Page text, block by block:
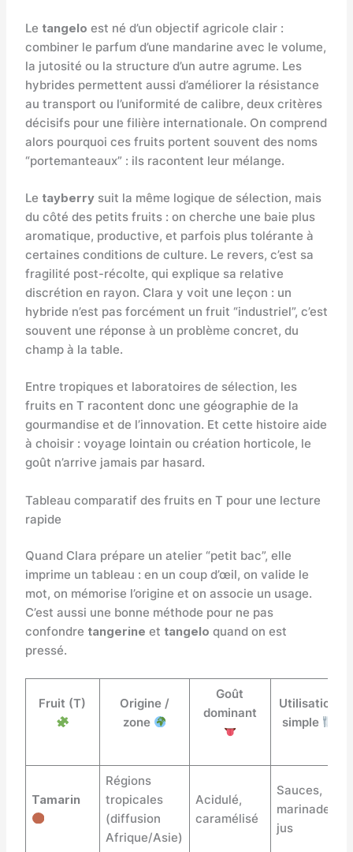
Le tangelo est né d’un objectif agricole clair :
combiner le parfum d’une mandarine avec le volume,
la jutosité ou la structure d’un autre agrume. Les
hybrides permettent aussi d’améliorer la résistance
au transport ou l’uniformité de calibre, deux critères
décisifs pour une filière internationale. On comprend
alors pourquoi ces fruits portent souvent des noms
“portemanteaux” : ils racontent leur mélange.
Le tayberrysuit la même logique de sélection, mais
du côté des petits fruits : on cherche une baie plus
aromatique, productive, et parfois plus tolérante à
certaines conditions de culture. Le revers, c’est sa
fragilité post-récolte, qui explique sa relative
discrétion en rayon. Clara y voit une leçon : un
hybride n’est pas forcément un fruit “industriel”, c’est
souvent une réponse à un problème concret, du
champ à la table.
Entre tropiques et laboratoires de sélection, les
fruits en T racontent donc une géographie de la
gourmandise et de l’innovation. Et cette histoire aide
à choisir : voyage lointain ou création horticole, le
goût n’arrive jamais par hasard.
Tableau comparatif des fruits en T pour une lecture
rapide
Quand Clara prépare un atelier “petit bac”, elle
imprime un tableau : en un coup d’œil, on valide le
mot, on mémorise l’origine et on associe un usage.
C’est aussi une bonne méthode pour ne pas
confondre tangerine et tangelo quand on est
pressé.
Fruit (T)
Origine /
zone
Goût
dominant
Utilisation
simple
Tamarin
Régions
tropicales
(diffusion
Afrique/Asie)
Acidulé,
caramélisé
Sauces,
marinades,
jus